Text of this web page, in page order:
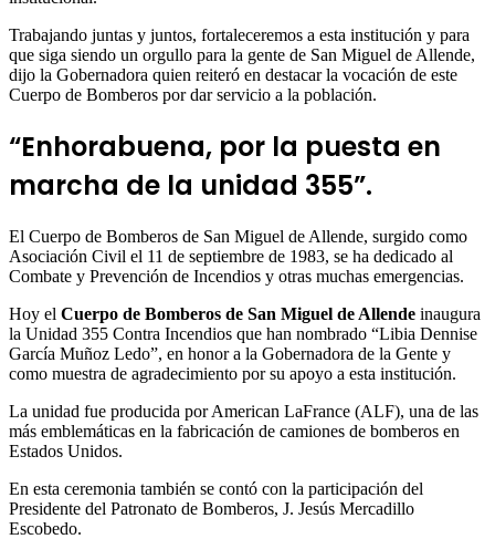
Trabajando juntas y juntos, fortaleceremos a esta institución y para
que siga siendo un orgullo para la gente de San Miguel de Allende,
dijo la Gobernadora quien reiteró en destacar la vocación de este
Cuerpo de Bomberos por dar servicio a la población.
“Enhorabuena, por la puesta en
marcha de la unidad 355”.
El Cuerpo de Bomberos de San Miguel de Allende, surgido como
Asociación Civil el 11 de septiembre de 1983, se ha dedicado al
Combate y Prevención de Incendios y otras muchas emergencias.
Hoy el Cuerpo de Bomberos de San Miguel de Allende inaugura
la Unidad 355 Contra Incendios que han nombrado “Libia Dennise
García Muñoz Ledo”, en honor a la Gobernadora de la Gente y
como muestra de agradecimiento por su apoyo a esta institución.
La unidad fue producida por American LaFrance (ALF), una de las
más emblemáticas en la fabricación de camiones de bomberos en
Estados Unidos.
En esta ceremonia también se contó con la participación del
Presidente del Patronato de Bomberos, J. Jesús Mercadillo
Escobedo.